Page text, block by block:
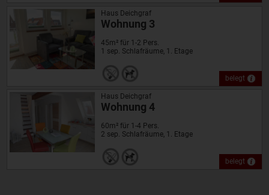
belegt
Haus Deichgraf
Wohnung 3
45m² für 1-2 Pers.
1 sep. Schlafräume, 1. Etage
belegt
Haus Deichgraf
Wohnung 4
60m² für 1-4 Pers.
2 sep. Schlafräume, 1. Etage